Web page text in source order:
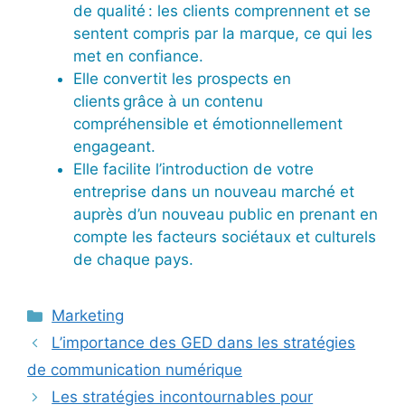
de qualité : les clients comprennent et se
sentent compris par la marque, ce qui les
met en confiance.
Elle convertit les prospects en
clients grâce à un contenu
compréhensible et émotionnellement
engageant.
Elle facilite l’introduction de votre
entreprise dans un nouveau marché et
auprès d’un nouveau public en prenant en
compte les facteurs sociétaux et culturels
de chaque pays.
Catégories
Marketing
L’importance des GED dans les stratégies
de communication numérique
Les stratégies incontournables pour